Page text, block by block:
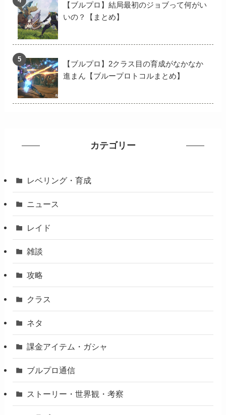
【ブルプロ】結局最初のジョブって何がい
いの？【まとめ】
【ブルプロ】2クラス目の育成がなかなか
進まん【ブループロトコルまとめ】
カテゴリー
レベリング・育成
ニュース
レイド
雑談
攻略
クラス
ネタ
課金アイテム・ガシャ
ブルプロ通信
ストーリー・世界観・考察